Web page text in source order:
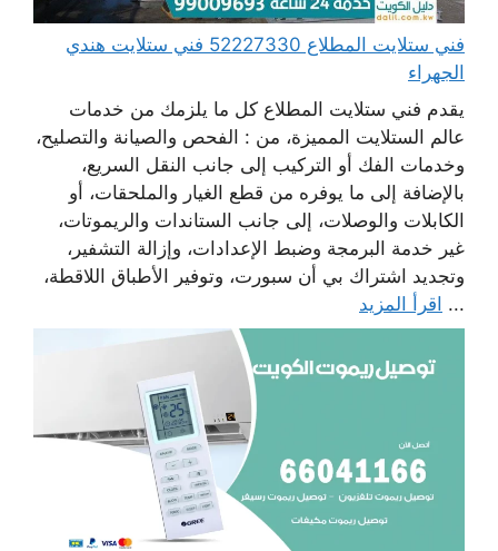
فني ستلايت المطلاع 52227330 فني ستلايت هندي
الجهراء
يقدم فني ستلايت المطلاع كل ما يلزمك من خدمات
عالم الستلايت المميزة، من : الفحص والصيانة والتصليح،
وخدمات الفك أو التركيب إلى جانب النقل السريع،
بالإضافة إلى ما يوفره من قطع الغيار والملحقات، أو
الكابلات والوصلات، إلى جانب الستاندات والريموتات،
غير خدمة البرمجة وضبط الإعدادات، وإزالة التشفير،
وتجديد اشتراك بي أن سبورت، وتوفير الأطباق اللاقطة،
... اقرأ المزيد